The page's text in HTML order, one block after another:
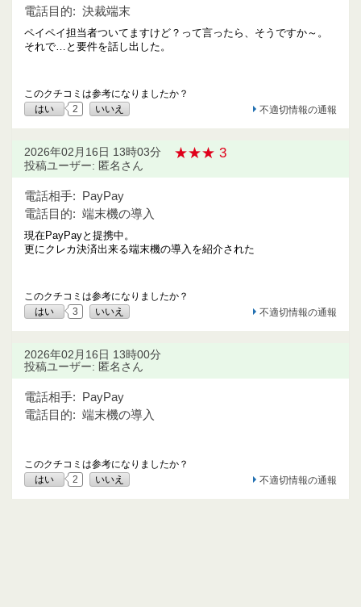
電話目的: 決裁端末
ペイペイ担当者ついてますけど？って言ったら、そうですか～。
それで…と要件を話し出した。
このクチコミは参考になりましたか？
はい
2 いいえ 不適切情報の通報
2026年02月16日 13時03分 ★★★ 3
投稿ユーザー: 匿名さん
電話相手: PayPay
電話目的: 端末機の導入
現在PayPayと提携中。
更にクレカ決済出来る端末機の導入を紹介された
このクチコミは参考になりましたか？
はい
3 いいえ 不適切情報の通報
2026年02月16日 13時00分
投稿ユーザー: 匿名さん
電話相手: PayPay
電話目的: 端末機の導入
このクチコミは参考になりましたか？
はい
2 いいえ 不適切情報の通報